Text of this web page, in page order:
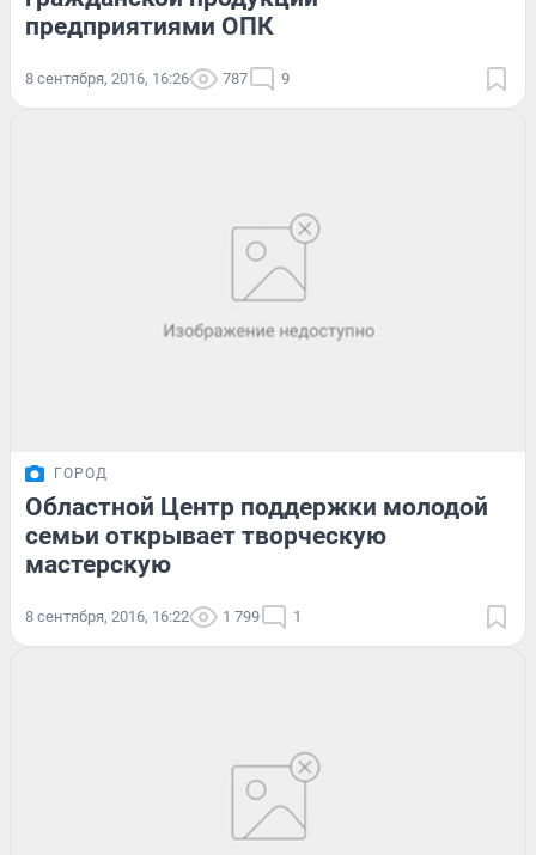
предприятиями ОПК
8 сентября, 2016, 16:26 787 9
ГОРОД
Областной Центр поддержки молодой
семьи открывает творческую
мастерскую
8 сентября, 2016, 16:22 1 799 1